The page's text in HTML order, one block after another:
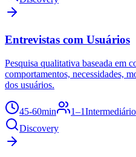
Entrevistas com Usuários
Pesquisa qualitativa baseada em
comportamentos, necessidades,
dos usuários.
45-60min 1–1Intermediário
Discovery